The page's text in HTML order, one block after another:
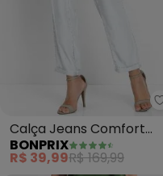
Calça Jeans Comfort
(Branca)
BONPRIX
R$ 39,99R$ 169,99